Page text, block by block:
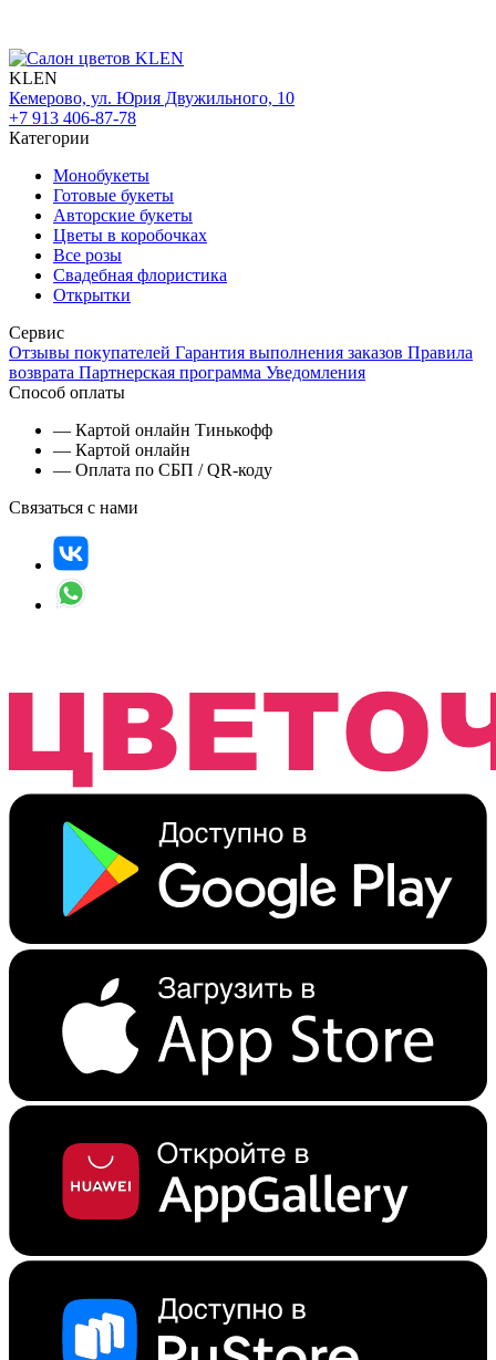
KLEN
Кемерово, ул. Юрия Двужильного, 10
+7 913 406-87-78
Категории
Монобукеты
Готовые букеты
Авторские букеты
Цветы в коробочках
Все розы
Свадебная флористика
Открытки
Сервис
Отзывы покупателей Гарантия выполнения заказов Правила
возврата Партнерская программа Уведомления
Способ оплаты
— Картой онлайн Тинькофф
— Картой онлайн
— Оплата по СБП / QR-коду
Связаться с нами